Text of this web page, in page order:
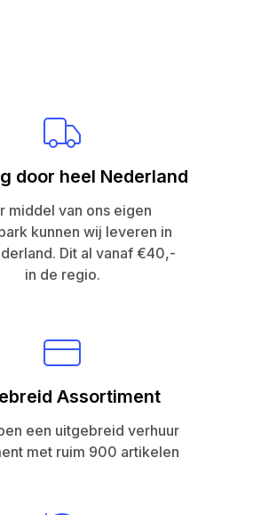
door heel Nederland
middel van ons eigen
kunnen wij leveren in
Dit al vanaf €40,-
in de regio.
Assortiment
een uitgebreid verhuur
met ruim 900 artikelen